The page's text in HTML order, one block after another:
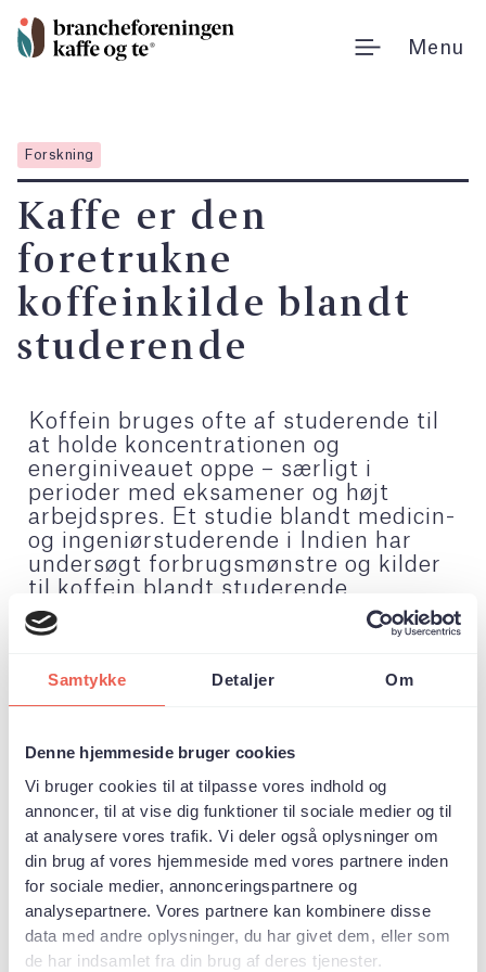
Samtykke Detaljer Om
Denne hjemmeside bruger cookies
Vi bruger cookies til at tilpasse vores indhold og
annoncer, til at vise dig funktioner til sociale medier og til
at analysere vores trafik. Vi deler også oplysninger om
din brug af vores hjemmeside med vores partnere inden
for sociale medier, annonceringspartnere og
analysepartnere. Vores partnere kan kombinere disse
data med andre oplysninger, du har givet dem, eller som
de har indsamlet fra din brug af deres tjenester.
til
indholdet
Menu
Forskning
Kaffe er den
foretrukne
koffeinkilde blandt
studerende
Koffein bruges ofte af studerende til
at holde koncentrationen og
energiniveauet oppe – særligt i
perioder med eksamener og højt
arbejdspres. Et studie blandt medicin-
og ingeniørstuderende i Indien har
undersøgt forbrugsmønstre og kilder
til koffein blandt studerende.
Undersøgelsen omfattede 640
studerende og viste, at over 90 %
var den mest anvendte kilde til
koffein, og mange studerende
eksamensperioder, hvor behovet for
fokus og koncentration ofte er større.
Studiet viste også, at nogle deltagere
oplevede udfordringer som irritabilitet
og koncentrationsbesvær, når de
forsøgte at stoppe deres
koffeinindtag. Forskerne bag studiet
peger derfor på et behov for mere
oplysning om koffeinforbrug og dets